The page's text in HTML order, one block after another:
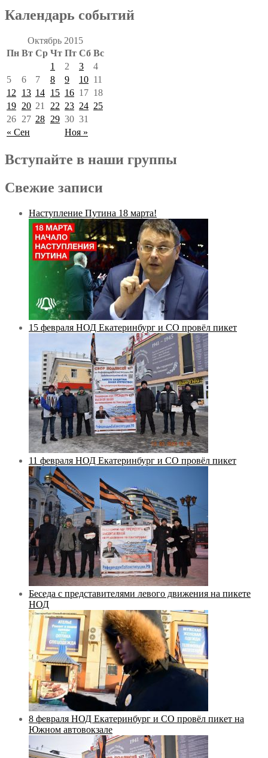
Календарь событий
Октябрь 2015
Пн Вт Ср Чт Пт Сб Вс
« Сен Ноя »
1 2 3
4
5
6 7 8 9 10 11
12
13 14 15 16 17 18
19 20 21 22 23 24 25
26 27 28 29 30 31
Вступайте в наши группы
Свежие записи
Наступление Путина 18 марта!
15 февраля НОД Екатеринбург и СО провёл пикет
11 февраля НОД Екатеринбург и СО провёл пикет
Беседа с представителями левого движения на пикете
НОД
8 февраля НОД Екатеринбург и СО провёл пикет на
Южном автовокзале